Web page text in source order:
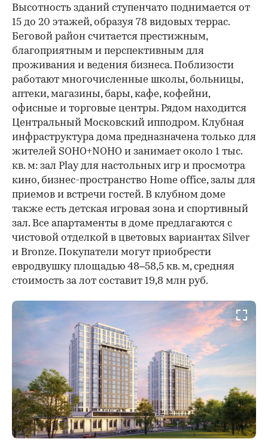
Высотность зданий ступенчато поднимается от
15 до 20 этажей, образуя 78 видовых террас.
Беговой район считается престижным,
благоприятным и перспективным для
проживания и ведения бизнеса. Поблизости
работают многочисленные школы, больницы,
аптеки, магазины, бары, кафе, кофейни,
офисные и торговые центры. Рядом находится
Центральный Московский ипподром. Клубная
инфраструктура дома предназначена только для
жителей SOHO+NOHO и занимает около 1 тыс.
кв. м: зал Play для настольных игр и просмотра
кино, бизнес-пространство Home office, залы для
приемов и встречи гостей. В клубном доме
также есть детская игровая зона и спортивный
зал. Все апартаменты в доме предлагаются с
чистовой отделкой в цветовых вариантах Silver
и Bronze. Покупатели могут приобрести
евродвушку площадью 48–58,5 кв. м, средняя
стоимость за лот составит 19,8 млн руб.